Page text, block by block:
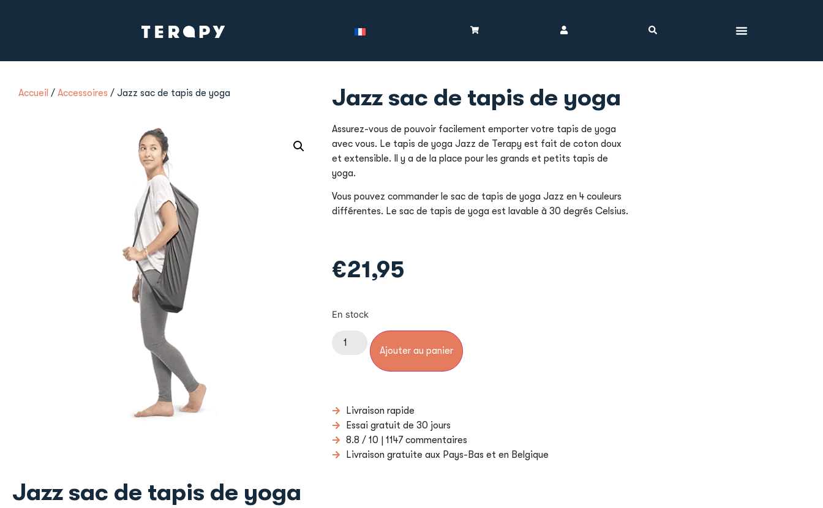
Accueil / Accessoires / Jazz sac de tapis de yoga Jazz sac de tapis de yoga
Assurez-vous de pouvoir facilement emporter votre tapis de yoga
avec vous. Le tapis de yoga Jazz de Terapy est fait de coton doux
et extensible. Il y a de la place pour les grands et petits tapis de
yoga.
Vous pouvez commander le sac de tapis de yoga Jazz en 4 couleurs
différentes. Le sac de tapis de yoga est lavable à 30 degrés Celsius.
€21,95
En stock
Ajouter au panier
Livraison rapide
Essai gratuit de 30 jours
8.8 / 10 | 1147 commentaires
Livraison gratuite aux Pays-Bas et en Belgique
Jazz sac de tapis de yoga